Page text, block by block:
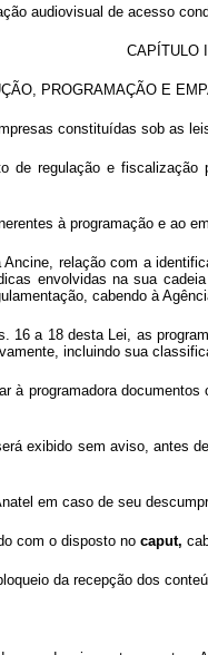
audiovisual de acesso
CAPÍTULO
PROGRAMAÇÃO E
constituídas sob as
de regulação e
à programação e ao
relação com a
envolvidas na sua
cabendo à
a 18 desta Lei, as
incluindo sua
programadora
exibido sem aviso,
em caso de seu
com o disposto no caput,
da recepção dos